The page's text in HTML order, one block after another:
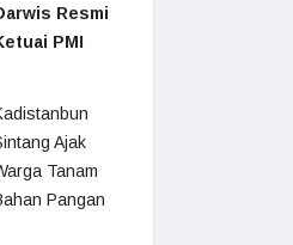
Resmi
PMI
Ajak
Tanam
Pangan